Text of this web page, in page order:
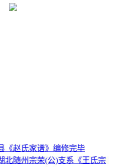
《赵氏家谱》编修完毕
北随州宗荣(公)支系《王氏宗